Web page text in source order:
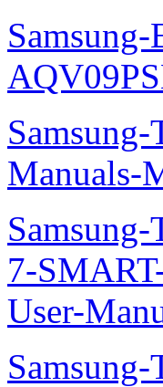
Manuals-
7-
User-